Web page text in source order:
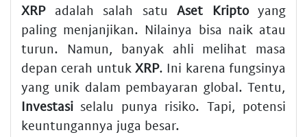
XRPadalah salah satu Aset Kriptoyang
paling menjanjikan. Nilainya bisa naik atau
turun. Namun, banyak ahli melihat masa
depan cerah untuk XRP. Ini karena fungsinya
yang unik dalam pembayaran global. Tentu,
Investasi selalu punya risiko. Tapi, potensi
keuntungannya juga besar.